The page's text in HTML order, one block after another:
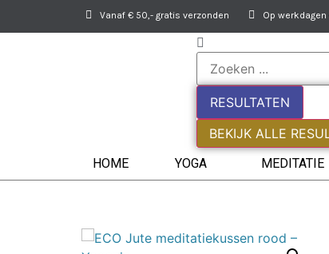
Vanaf € 50,- gratis verzonden Op
RESULTATEN
BEKIJK ALLE
HOME YOGA MEDITATIE